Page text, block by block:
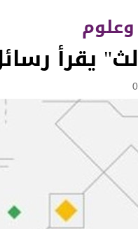
وعلوم
يقرأ